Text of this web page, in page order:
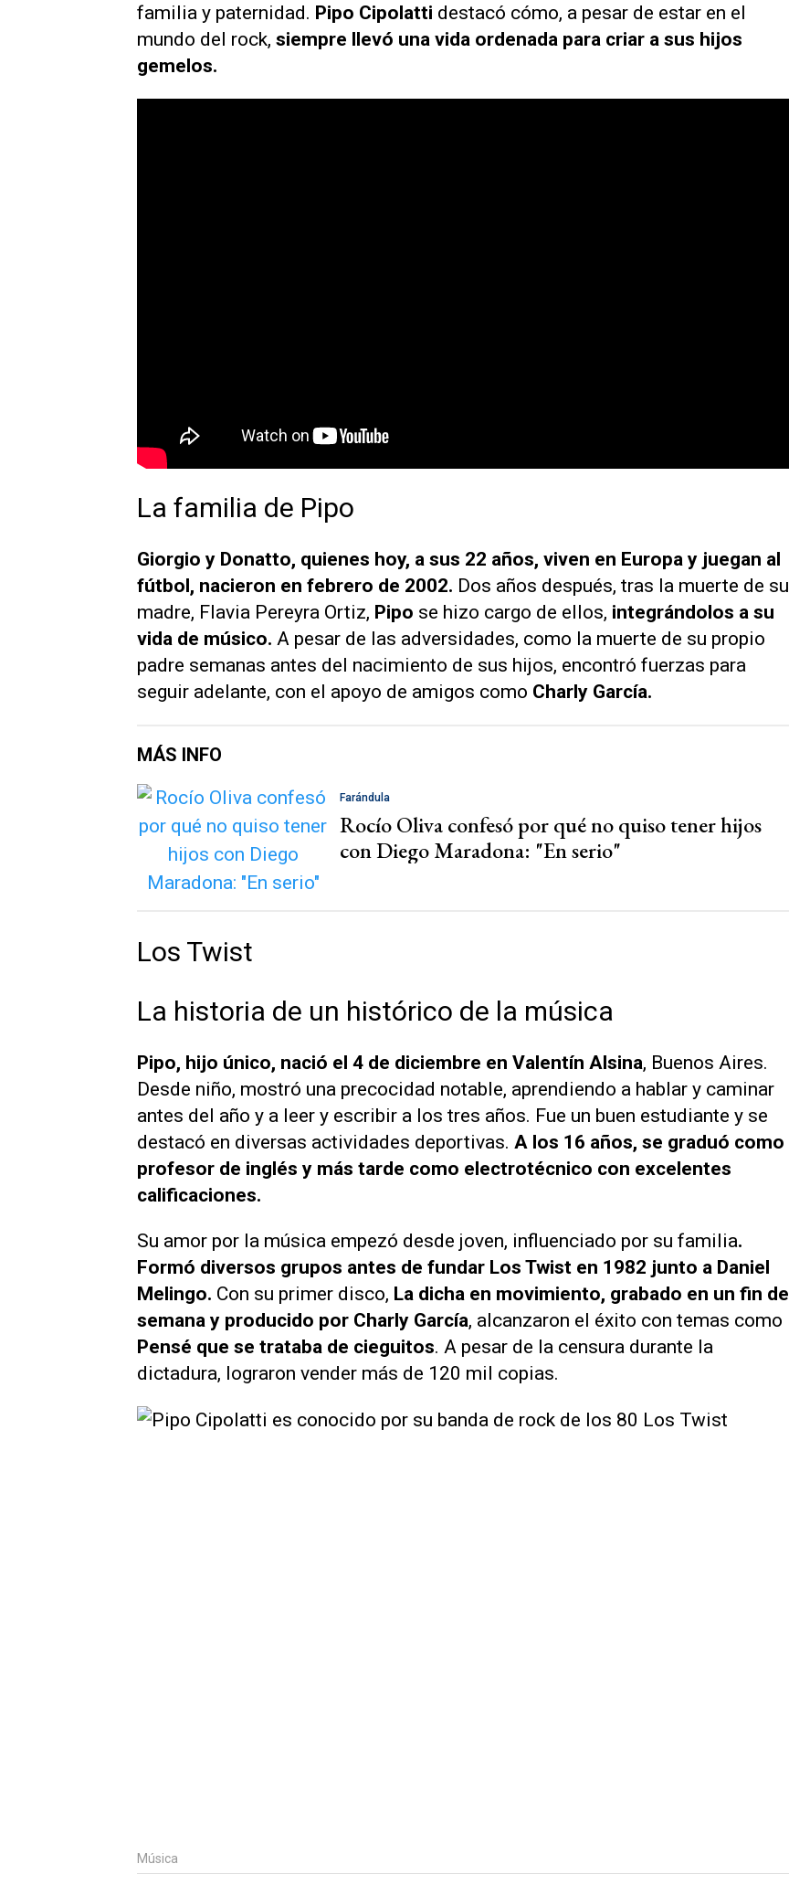
familia y paternidad. Pipo Cipolatti destacó cómo, a pesar de estar en el
mundo del rock, siempre llevó una vida ordenada para criar a sus hijos
gemelos.
La familia de Pipo
Giorgio y Donatto, quienes hoy, a sus 22 años, viven en Europa y juegan al
fútbol, nacieron en febrero de 2002. Dos años después, tras la muerte de su
madre, Flavia Pereyra Ortiz, Pipo se hizo cargo de ellos, integrándolos a su
vida de músico. A pesar de las adversidades, como la muerte de su propio
padre semanas antes del nacimiento de sus hijos, encontró fuerzas para
seguir adelante, con el apoyo de amigos como Charly García.
MÁS INFO
Farándula
Rocío Oliva confesó por qué no quiso tener hijos
con Diego Maradona: "En serio"
Los Twist
La historia de un histórico de la música
Pipo, hijo único, nació el 4 de diciembre en Valentín Alsina, Buenos Aires.
Desde niño, mostró una precocidad notable, aprendiendo a hablar y caminar
antes del año y a leer y escribir a los tres años. Fue un buen estudiante y se
destacó en diversas actividades deportivas. A los 16 años, se graduó como
profesor de inglés y más tarde como electrotécnico con excelentes
calificaciones.
Su amor por la música empezó desde joven, influenciado por su familia.
Formó diversos grupos antes de fundar Los Twist en 1982 junto a Daniel
Melingo. Con su primer disco, La dicha en movimiento, grabado en un fin de
semana y producido por Charly García, alcanzaron el éxito con temas como
Pensé que se trataba de cieguitos. A pesar de la censura durante la
dictadura, lograron vender más de 120 mil copias.
Música